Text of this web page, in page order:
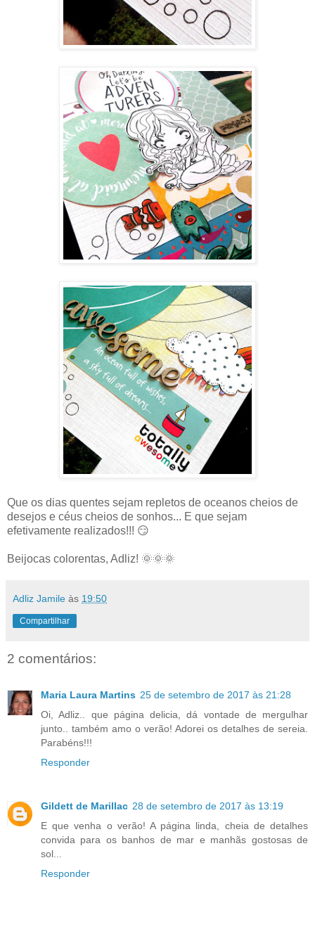
Que os dias quentes sejam repletos de oceanos cheios de
desejos e céus cheios de sonhos... E que sejam
efetivamente realizados!!! 😏
Beijocas colorentas, Adliz! 🌞🌞🌞
Adliz Jamile às 19:50
Compartilhar
2 comentários:
Maria Laura Martins 25 de setembro de 2017 às 21:28
Oi, Adliz.. que página delicia, dá vontade de mergulhar
junto.. também amo o verão! Adorei os detalhes de sereia.
Parabéns!!!
Responder
Gildett de Marillac 28 de setembro de 2017 às 13:19
E que venha o verão! A página linda, cheia de detalhes
convida para os banhos de mar e manhãs gostosas de
sol...
Responder